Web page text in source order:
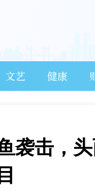
文艺 健康
袭击，头